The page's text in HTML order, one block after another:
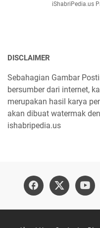
iShabriPedia.us
DISCLAIMER
Sebahagian Gambar
bersumber dari internet,
merupakan hasil karya
akan dibuat watermak
ishabripedia.us